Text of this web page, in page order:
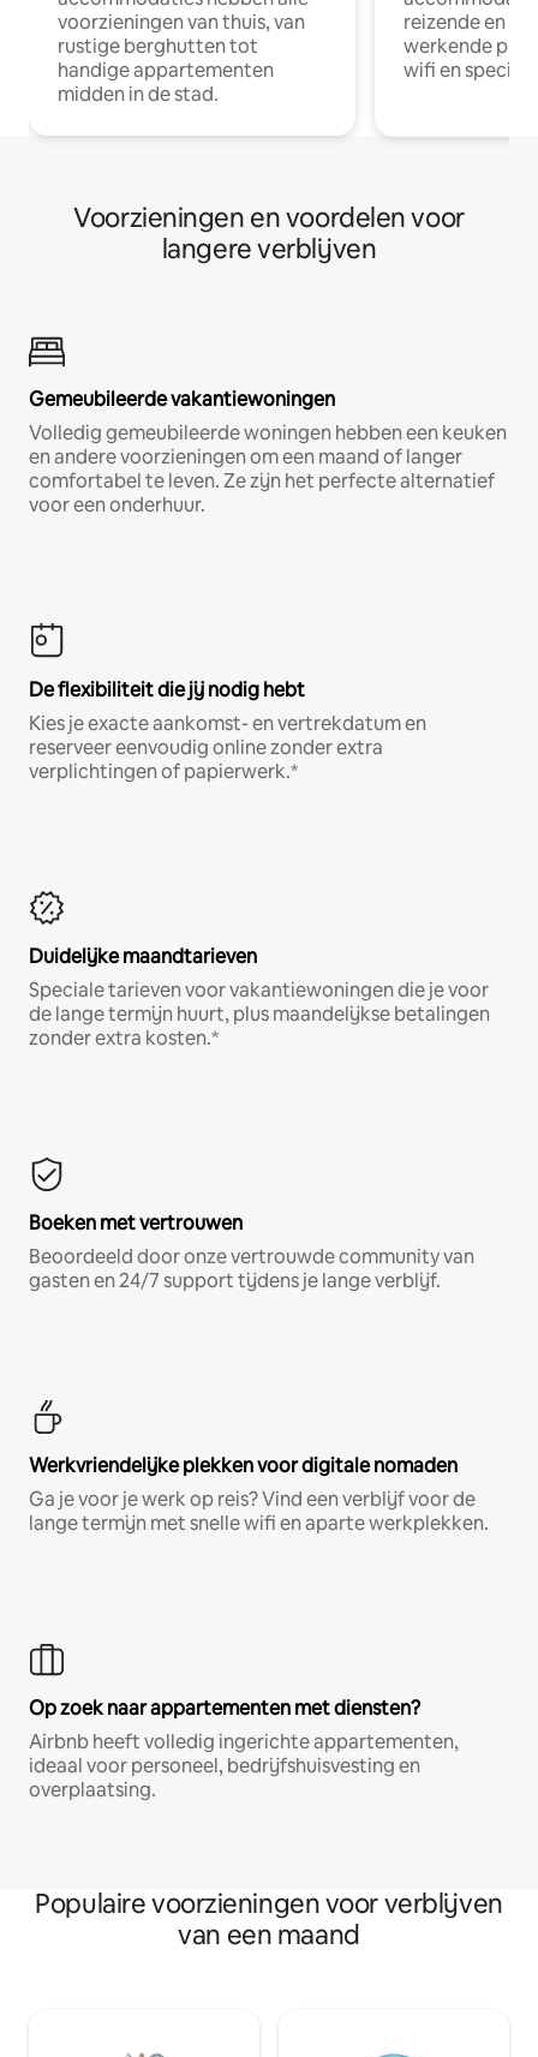
voorzieningen van thuis, van
rustige berghutten tot
handige appartementen
midden in de stad.
reizende en
werkende
wifi en
Voorzieningen en voordelen voor
langere verblijven
Gemeubileerde vakantiewoningen
Volledig gemeubileerde woningen hebben een keuken
en andere voorzieningen om een maand of langer
comfortabel te leven. Ze zijn het perfecte alternatief
voor een onderhuur.
De flexibiliteit die jij nodig hebt
Kies je exacte aankomst- en vertrekdatum en
reserveer eenvoudig online zonder extra
verplichtingen of papierwerk.*
Duidelijke maandtarieven
Speciale tarieven voor vakantiewoningen die je voor
de lange termijn huurt, plus maandelijkse betalingen
zonder extra kosten.*
Boeken met vertrouwen
Beoordeeld door onze vertrouwde community van
gasten en 24/7 support tijdens je lange verblijf.
Werkvriendelijke plekken voor digitale nomaden
Ga je voor je werk op reis? Vind een verblijf voor de
lange termijn met snelle wifi en aparte werkplekken.
Op zoek naar appartementen met diensten?
Airbnb heeft volledig ingerichte appartementen,
ideaal voor personeel, bedrijfshuisvesting en
overplaatsing.
Populaire voorzieningen voor verblijven
van een maand